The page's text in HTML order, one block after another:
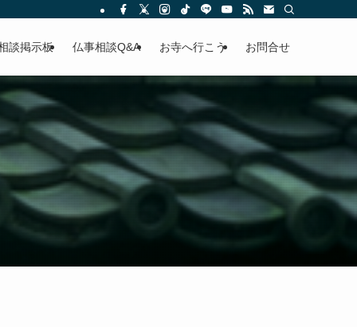
談掲示板 仏事相談Q&A お寺へ行こう お問合せ